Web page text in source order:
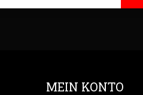
MEIN KONTO